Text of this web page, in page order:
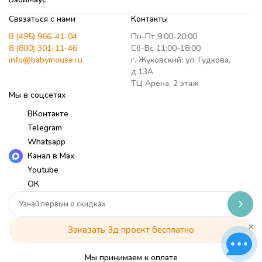
Связаться с нами
8 (495) 966-41-04
8 (800) 301-11-46
info@babymouse.ru
Контакты
Пн-Пт 9:00-20:00
Сб-Вс 11:00-18:00
г. Жуковский: ул. Гудкова,
д.13А
ТЦ Арена, 2 этаж
Мы в соцсетях
ВКонтакте
Telegram
Whatsapp
Канал в Max
Youtube
ОК
Заказать 3д проект бесплатно
Мы принимаем к оплате
×